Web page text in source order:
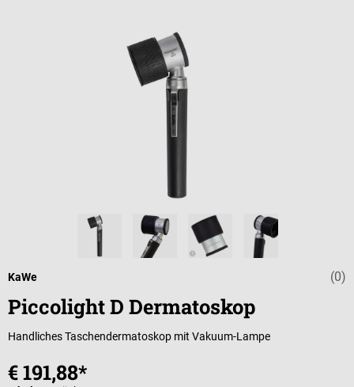
(0)
KaWe
Piccolight D Dermatoskop
Handliches Taschendermatoskop mit Vakuum-Lampe
€ 191,88*